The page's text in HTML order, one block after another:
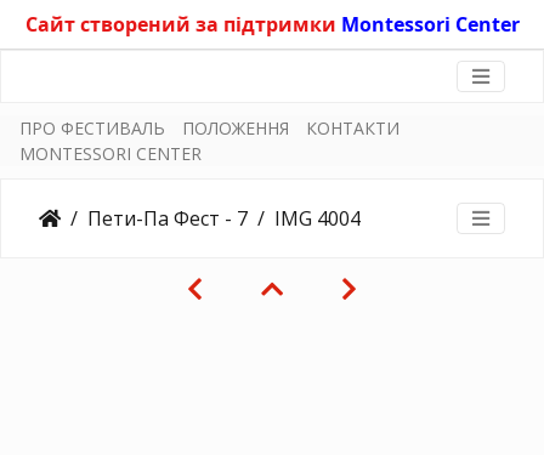
Сайт створений за підтримки Montessori Center
ПРО ФЕСТИВАЛЬ ПОЛОЖЕННЯ
КОНТАКТИ
MONTESSORI CENTER
Пети-Па Фест - 7 IMG 4004